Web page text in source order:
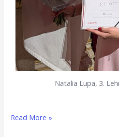
Natalia Lupa, 3.
Read More »